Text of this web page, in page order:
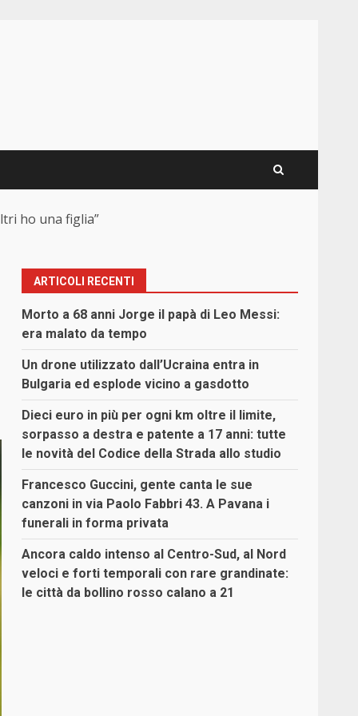
ho una figlia”
ARTICOLI RECENTI
Morto a 68 anni Jorge il papà di Leo Messi:
era malato da tempo
Un drone utilizzato dall’Ucraina entra in
Bulgaria ed esplode vicino a gasdotto
Dieci euro in più per ogni km oltre il limite,
sorpasso a destra e patente a 17 anni: tutte
le novità del Codice della Strada allo studio
Francesco Guccini, gente canta le sue
canzoni in via Paolo Fabbri 43. A Pavana i
funerali in forma privata
Ancora caldo intenso al Centro-Sud, al Nord
veloci e forti temporali con rare grandinate:
le città da bollino rosso calano a 21